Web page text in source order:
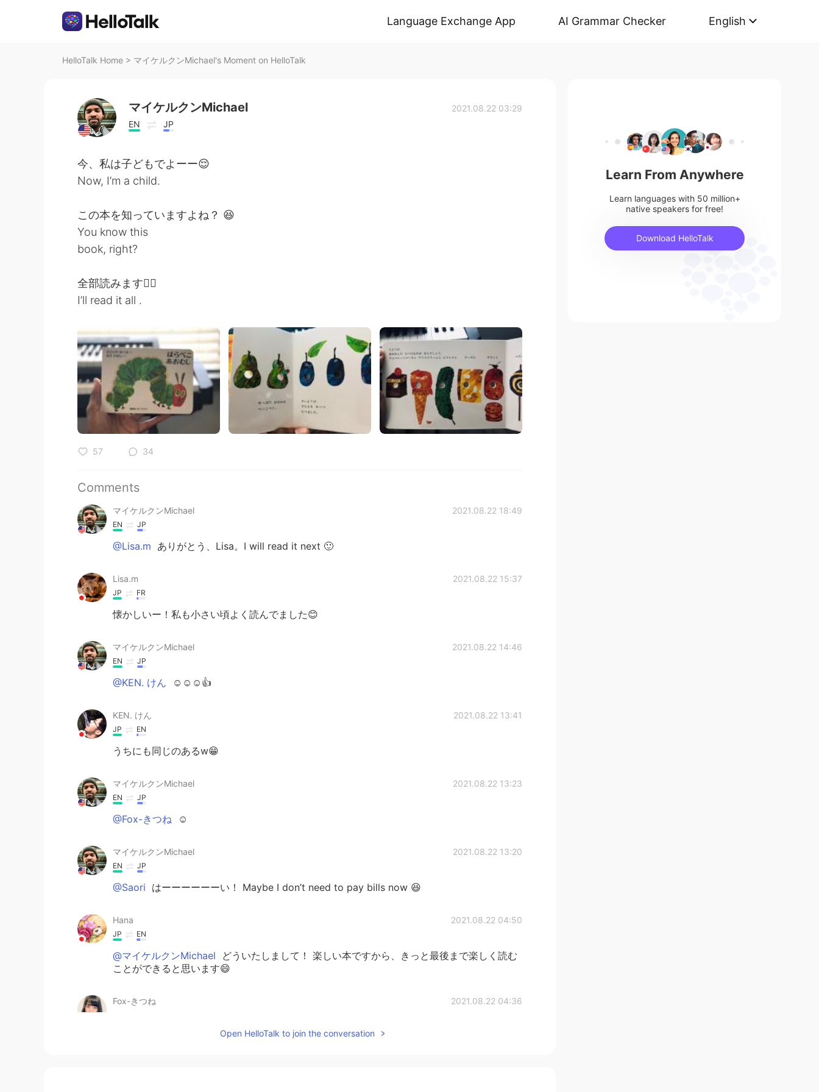
Language Exchange App AI Grammar Checker English
HelloTalk Home > マイケルクンMichael's Moment on HelloTalk
マイケルクンMichael
EN JP
2021.08.22 03:29
今、私は子どもでよーー😌
Now, I’m a child.
この本を知っていますよね？ 😆
You know this
book, right?
全部読みます🙇‍♂️
I’ll read it all .
57 34
Comments
マイケルクンMichael 2021.08.22 18:49
EN JP
@Lisa.m ありがとう、Lisa。I will read it next 🙂
Lisa.m 2021.08.22 15:37
JP FR
懐かしいー！私も小さい頃よく読んでました😊
マイケルクンMichael 2021.08.22 14:46
EN JP
@KEN. けん ☺️☺️☺️👍
KEN. けん 2021.08.22 13:41
JP EN
うちにも同じのあるw😁
マイケルクンMichael 2021.08.22 13:23
EN JP
@Fox-きつね ☺️
マイケルクンMichael 2021.08.22 13:20
EN JP
@Saori はーーーーーーい！ Maybe I don’t need to pay bills now 😆
Hana 2021.08.22 04:50
JP EN
@マイケルクンMichael
どういたしまして！ 楽しい本ですから、きっと最後まで楽しく読む
ことができると思います😄
Fox-きつね 2021.08.22 04:36
Open HelloTalk to join the conversation
Learn From Anywhere
Learn languages with 50 million+
native speakers for free!
Download HelloTalk